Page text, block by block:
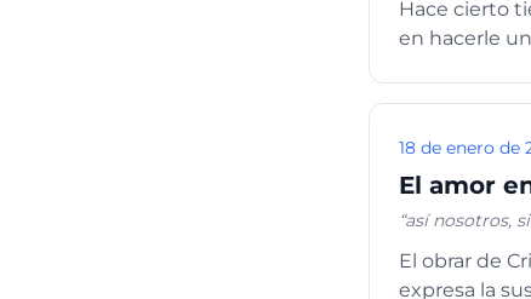
miembros los
Hace cierto
en hacerle
18 de enero de
El amor
“así nosotros,
profecía, úsese conforme a la
enseñanza; el que exhorta, en la exhortación; el que reparte, con liberalidad; el que preside, con
El obrar de Cristo, se manifiesta plenamente en la iglesia, a
expresa la